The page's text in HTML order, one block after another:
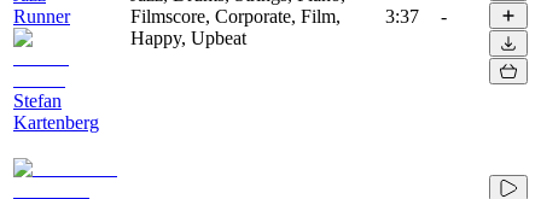
Runner
Stefan
Kartenberg
Filmscore, Corporate, Film,
Happy, Upbeat
3:37 -